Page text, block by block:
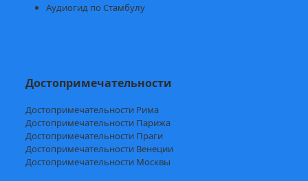
Аудиогид по Стамбулу
Достопримечательности
Достопримечательности Рима
Достопримечательности Парижа
Достопримечательности Праги
Достопримечательности Венеции
Достопримечательности Москвы